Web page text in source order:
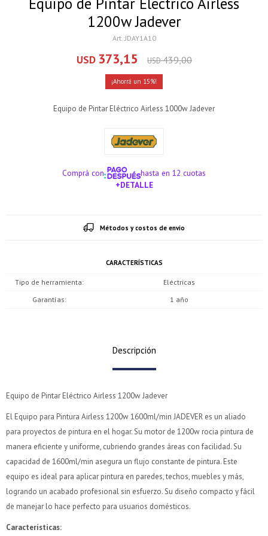
1200w Jadever
JDAY1A10
USD 373,15 USD439,00
15
Equipo de Pintar Eléctrico Airless 1000w Jadever
Comprá con
hasta en 12 cuotas
+DETALLE
Métodos y costos de envío
CARACTERÍSTICAS
Tipo de herramienta
Eléctricas
Garantías
1 año
Descripción
Equipo de Pintar Eléctrico Airless 1200w Jadever
El Equipo para Pintura Airless 1200w 1600ml/min JADEVER es un aliado
para proyectos de pintura en el hogar. Su motor de 1200w rocia pintura de
manera eficiente y uniforme, cubriendo grandes áreas con facilidad. Su
capacidad de 1600ml/min asegura un flujo constante de pintura. Este
equipo es ideal para aplicar pintura en paredes, techos, muebles y más,
logrando un acabado profesional sin esfuerzo. Su diseño compacto y fácil
de manejar lo hace perfecto para usuarios domésticos.
Características:
Comprá ahora y Pagá
¡Sumate a la forma más ágil de comprar!
Comprá en 3 cuotas sin recargo o hasta en 12
cuotas * ¡Solo con tu cédula!
* sujeto aprobación crediticia.
Verifica si estás calificado para comprar con Pago
Comprá ahora y Pagá
¡Sumate a la forma más ágil de comprar!
Comprá en 3 cuotas sin recargo o hasta en 12
cuotas * ¡Solo con tu cédula!
* sujeto aprobación crediticia.
Verifica si estás calificado para comprar con Pago